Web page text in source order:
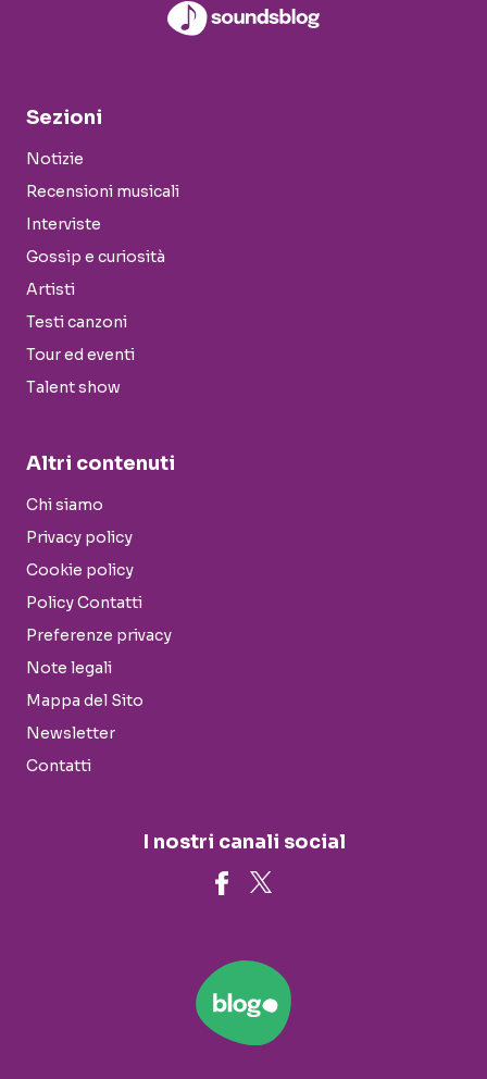
Sezioni
Notizie
Recensioni musicali
Interviste
Gossip e curiosità
Artisti
Testi canzoni
Tour ed eventi
Talent show
Altri contenuti
Chi siamo
Privacy policy
Cookie policy
Policy Contatti
Preferenze privacy
Note legali
Mappa del Sito
Newsletter
Contatti
I nostri canali social